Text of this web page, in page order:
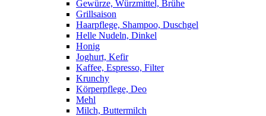
Gewürze, Würzmittel, Brühe
Grillsaison
Haarpflege, Shampoo, Duschgel
Helle Nudeln, Dinkel
Honig
Joghurt, Kefir
Kaffee, Espresso, Filter
Krunchy
Körperpflege, Deo
Mehl
Milch, Buttermilch